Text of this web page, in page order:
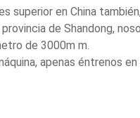
superior en China
de Shandong,
de 3000m m.
apenas éntrenos